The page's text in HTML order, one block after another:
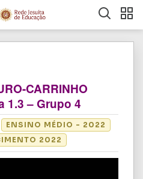
CARRINHO
1.3 – Grupo 4
ENSINO MÉDIO - 2022
2022